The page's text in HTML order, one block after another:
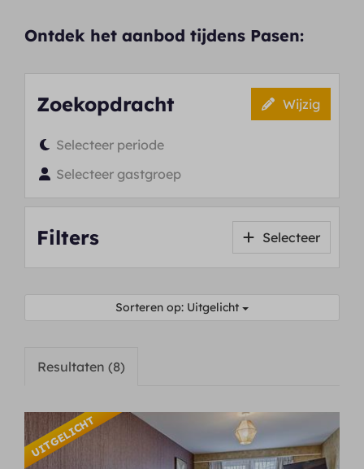
Ontdek het aanbod tijdens Pasen:
Zoekopdracht Wijzig
Selecteer periode
Selecteer gastgroep
Filters Selecteer
Sorteren op: Uitgelicht
Resultaten (8)
UITGELICHT